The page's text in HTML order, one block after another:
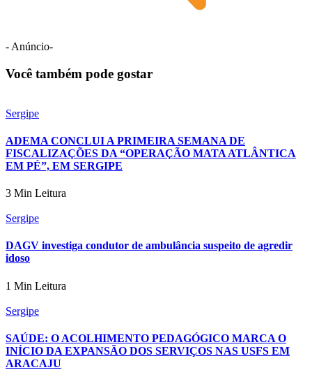
- Anúncio-
Você também pode gostar
Sergipe
ADEMA CONCLUI A PRIMEIRA SEMANA DE
FISCALIZAÇÕES DA “OPERAÇÃO MATA ATLÂNTICA
EM PÉ”, EM SERGIPE
3 Min Leitura
Sergipe
DAGV investiga condutor de ambulância suspeito de agredir
idoso
1 Min Leitura
Sergipe
SAÚDE: O ACOLHIMENTO PEDAGÓGICO MARCA O
INÍCIO DA EXPANSÃO DOS SERVIÇOS NAS USFS EM
ARACAJU